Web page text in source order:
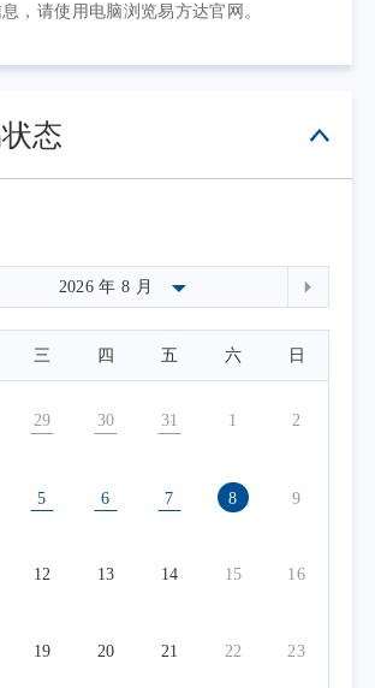
，请使用电脑浏览易方达官网。
态
三 四 五 六 日
29 30 31 1 2
5 6 7 8 9
12 13 14 15 16
19 20 21 22 23